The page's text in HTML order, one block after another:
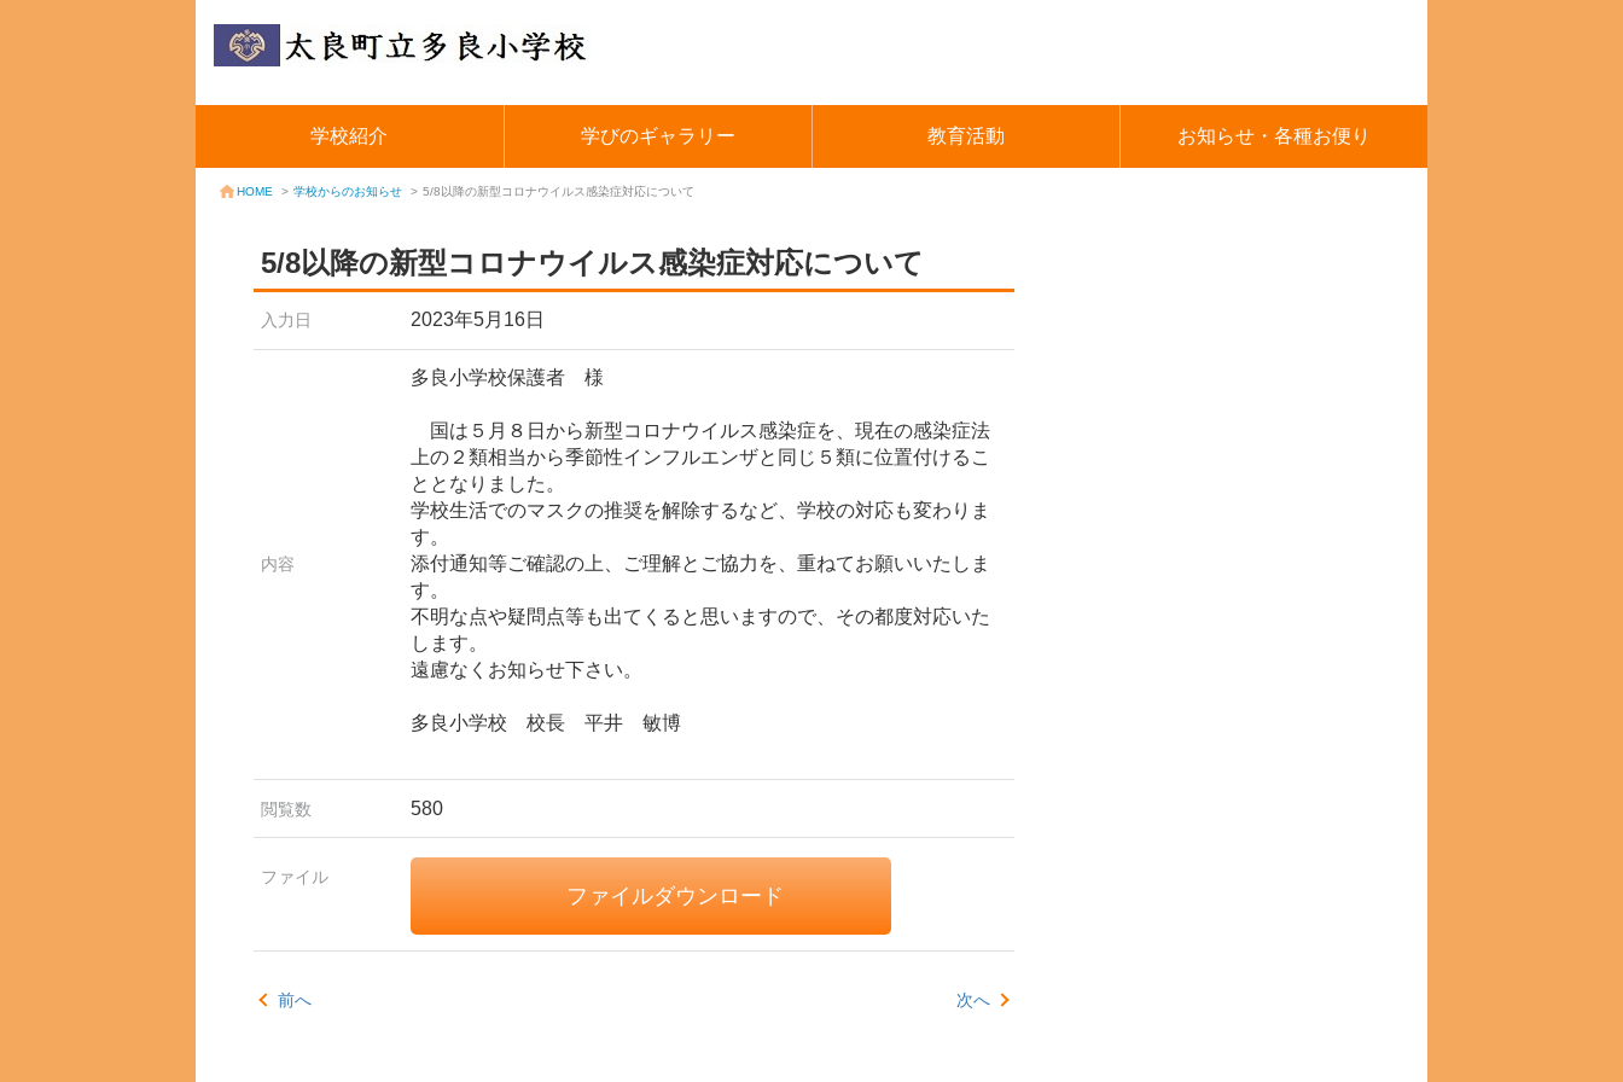
学校紹介 学びのギャラリー 教育活動 お知らせ・各種お便り
HOME > 学校からのお知らせ > 5/8以降の新型コロナウイルス感染症対応について
5/8以降の新型コロナウイルス感染症対応について
入力日 2023年5月16日
内容
多良小学校保護者 様
国は５月８日から新型コロナウイルス感染症を、現在の感染症法
上の２類相当から季節性インフルエンザと同じ５類に位置付けるこ
ととなりました。
学校生活でのマスクの推奨を解除するなど、学校の対応も変わりま
す。
添付通知等ご確認の上、ご理解とご協力を、重ねてお願いいたしま
す。
不明な点や疑問点等も出てくると思いますので、その都度対応いた
します。
遠慮なくお知らせ下さい。
多良小学校 校長 平井 敏博
閲覧数 580
ファイル
ファイルダウンロード
前へ 次へ